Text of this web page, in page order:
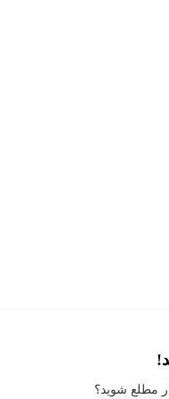
Application error: a client
مطلع شوید؟